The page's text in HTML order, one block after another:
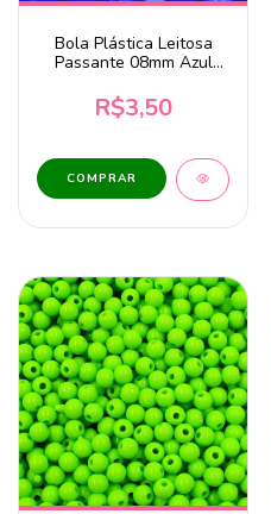
Bola Plástica Leitosa
Passante 08mm Azul
R$3,50